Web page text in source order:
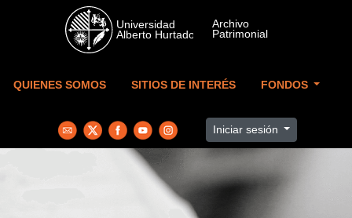
Skip to main content
QUIENES SOMOS SITIOS DE INTERÉS FONDOS
Iniciar sesión